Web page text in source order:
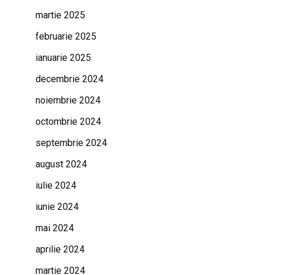
martie 2025
februarie 2025
ianuarie 2025
decembrie 2024
noiembrie 2024
octombrie 2024
septembrie 2024
august 2024
iulie 2024
iunie 2024
mai 2024
aprilie 2024
martie 2024